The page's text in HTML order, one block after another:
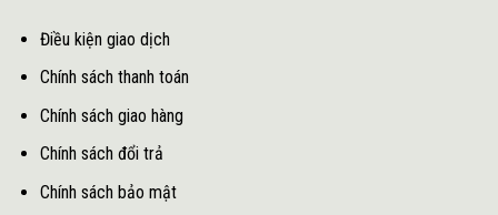
Điều kiện giao dịch
Chính sách thanh toán
Chính sách giao hàng
Chính sách đổi trả
Chính sách bảo mật